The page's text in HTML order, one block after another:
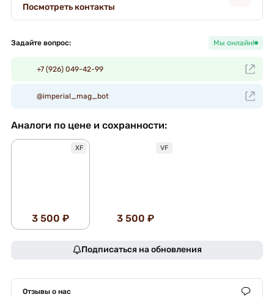
Посмотреть контакты
Задайте вопрос: Мы онлайн!
+7 (926) 049-42-99
@imperial_mag_bot
Аналоги по цене и сохранности:
XF
3 500 ₽
VF
3 500 ₽
Подписаться на обновления
Отзывы о нас